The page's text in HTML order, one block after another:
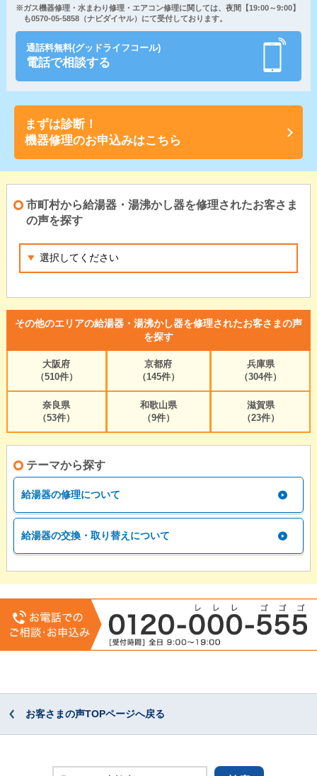
※ガス機器修理・水まわり修理・エアコン修理に関しては、夜間【19:00～9:00】
も0570-05-5858（ナビダイヤル）にて受付しております。
通話料無料(グッドライフコール)
電話で相談する
まずは診断！
機器修理のお申込みはこちら
市町村から給湯器・湯沸かし器を修理されたお客さま
の声を探す
その他のエリアの給湯器・湯沸かし器を修理されたお客さまの声
を探す
大阪府
（510件）
京都府
（145件）
兵庫県
（304件）
奈良県
（53件）
和歌山県
（9件）
滋賀県
（23件）
テーマから探す
給湯器の修理について
給湯器の交換・取り替えについて
お客さまの声TOPページへ戻る